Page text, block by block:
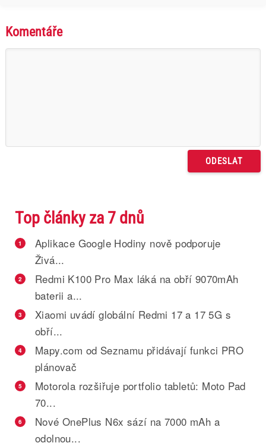
Komentáře
Top články za 7 dnů
1
Aplikace Google Hodiny nově podporuje
Živá...
2
Redmi K100 Pro Max láká na obří 9070mAh
baterii a...
3
Xiaomi uvádí globální Redmi 17 a 17 5G s
obří...
4
Mapy.com od Seznamu přidávají funkci PRO
plánovač
5
Motorola rozšiřuje portfolio tabletů: Moto Pad
70...
6
Nové OnePlus N6x sází na 7000 mAh a
odolnou...